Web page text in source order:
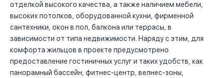
отделкой высокого качества, а также наличием мебели,
высоких потолков, оборудованной кухни, фирменной
сантехники, окон в пол, балкона или террасы, в
зависимости от типа недвижимости. Наряду с этим, для
комфорта жильцов в проекте предусмотрено
предоставление гостиничных услуг и таких удобств, как
панорамный бассейн, фитнес-центр, велнес-зоны,